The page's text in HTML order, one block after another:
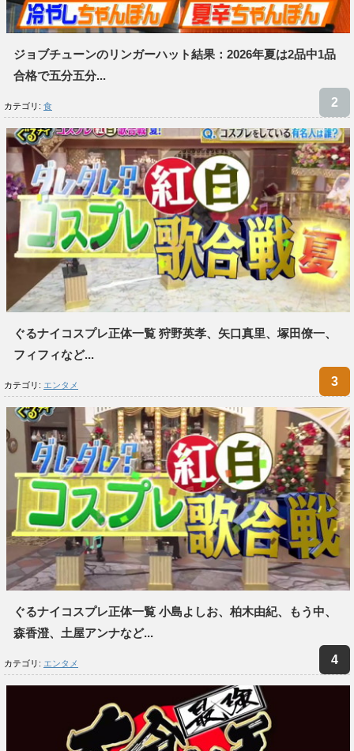
ジョブチューンのリンガーハット結果：2026年夏は2品中1品
合格で五分五分...
カテゴリ: 食
ぐるナイコスプレ正体一覧 狩野英孝、矢口真里、塚田僚一、
フィフィなど...
カテゴリ: エンタメ
ぐるナイコスプレ正体一覧 小島よしお、柏木由紀、もう中、
森香澄、土屋アンナなど...
カテゴリ: エンタメ